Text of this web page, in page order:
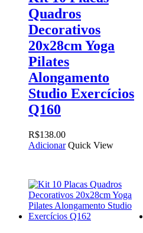
Quadros
Decorativos
20x28cm Yoga
Pilates
Alongamento
Studio Exercícios
Q160
R$138.00
Adicionar Quick View